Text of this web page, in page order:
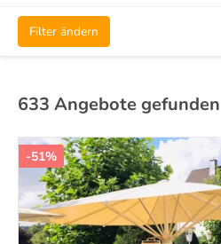
Filter ändern
633 Angebote gefunden
-51%